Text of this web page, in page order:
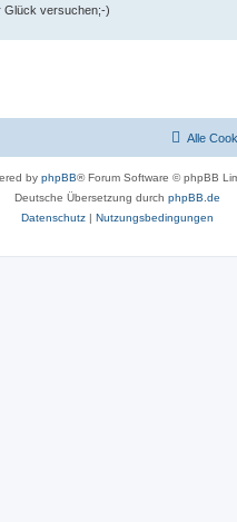
Glück versuchen;-)
Alle
by phpBB® Forum Software © phpBB
Deutsche Übersetzung durch phpBB.de
Datenschutz | Nutzungsbedingungen